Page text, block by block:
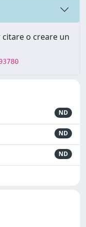
o creare un
ND
ND
ND